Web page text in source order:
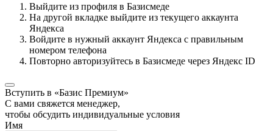
Выйдите из профиля в Базисмеде
На другой вкладке выйдите из текущего аккаунта
Яндекса
Войдите в нужный аккаунт Яндекса с правильным
номером телефона
Повторно авторизуйтесь в Базисмеде через Яндекс ID
Вступить в «Базис Премиум»
С вами свяжется менеджер,
чтобы обсудить индивидуальные условия
Имя